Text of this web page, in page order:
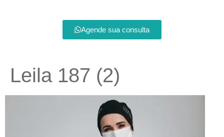
Agende sua consulta
Leila 187 (2)